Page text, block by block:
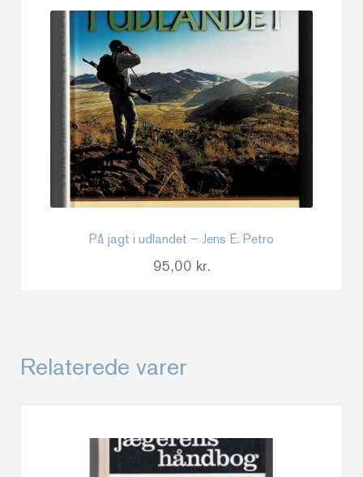
På jagt i udlandet – Jens E. Petro
95,00 kr.
Relaterede varer